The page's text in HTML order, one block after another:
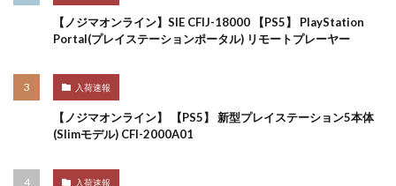
【ノジマオンライン】SIE CFIJ-18000 【PS5】 PlayStation
Portal(プレイステーションポータル) リモートプレーヤー
入荷速報
【ノジマオンライン】 【PS5】 新型プレイステーション5本体
(Slimモデル) CFI-2000A01
入荷速報